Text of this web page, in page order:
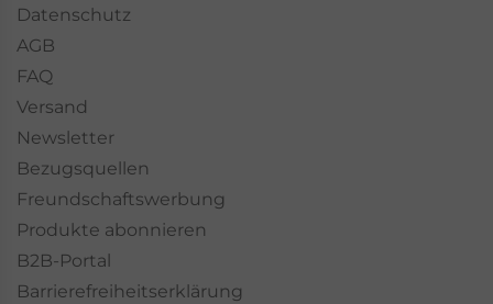
Datenschutz
AGB
FAQ
Versand
Newsletter
Bezugsquellen
Freundschaftswerbung
Produkte abonnieren
B2B-Portal
Barrierefreiheitserklärung